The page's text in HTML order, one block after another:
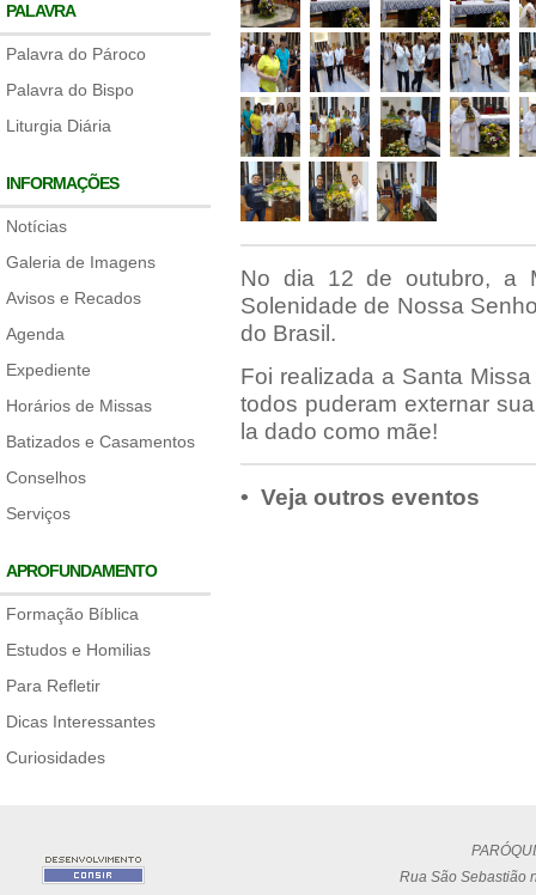
PALAVRA
Palavra do Pároco
Palavra do Bispo
Liturgia Diária
INFORMAÇÕES
Notícias
Galeria de Imagens
Avisos e Recados
Agenda
Expediente
Horários de Missas
Batizados e Casamentos
Conselhos
Serviços
APROFUNDAMENTO
Formação Bíblica
Estudos e Homilias
Para Refletir
Dicas Interessantes
Curiosidades
No dia 12 de outubro, a
Solenidade de Nossa
do Brasil.
Foi realizada a Santa
todos puderam externar
la dado como mãe!
• Veja outros eventos
Rua São Sebastião